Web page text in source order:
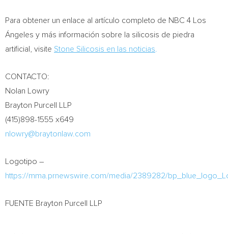
Para obtener un enlace al artículo completo de NBC 4 Los
Ángeles y más información sobre la silicosis de piedra
artificial, visite Stone Silicosis en las noticias
CONTACTO:
Nolan Lowry
Brayton Purcell LLP
(415)898-1555 x649
nlowry@braytonlaw.com
Logotipo –
https://mma.prnewswire.com/media/2389282/
FUENTE Brayton Purcell LLP